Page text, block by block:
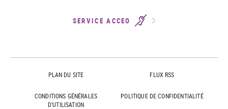
SERVICE ACCEO
PLAN DU SITE FLUX RSS
CONDITIONS GÉNÉRALES
D'UTILISATION
POLITIQUE DE CONFIDENTIALITÉ